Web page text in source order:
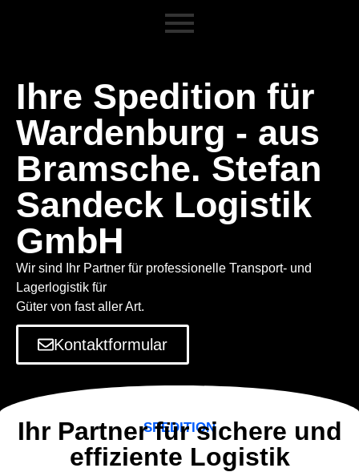
Ihre Spedition für
Wardenburg - aus
Bramsche. Stefan
Sandeck Logistik
GmbH
Wir sind Ihr Partner für professionelle Transport- und
Lagerlogistik für
Güter von fast aller Art.
Kontaktformular
SPEDITION
Ihr Partner für sichere und
effiziente Logistik